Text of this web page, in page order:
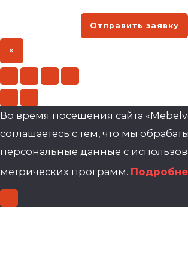
Отправить заявку
×
Во время посещения сайта
соглашаетесь с тем, что мы
персональные данные с
метрических программ.